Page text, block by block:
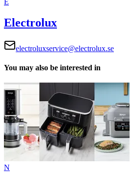
Electrolux
electroluxservice@electrolux.se
You may also be interested in
N